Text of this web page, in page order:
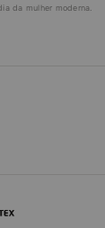
da mulher moderna.